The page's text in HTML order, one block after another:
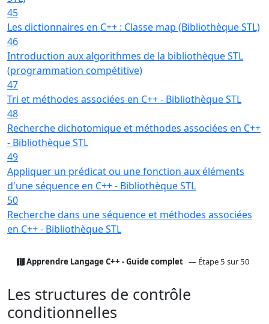
45
Les dictionnaires en C++ : Classe map (Bibliothèque STL)
46
Introduction aux algorithmes de la bibliothèque STL
(programmation compétitive)
47
Tri et méthodes associées en C++ - Bibliothèque STL
48
Recherche dichotomique et méthodes associées en C++
- Bibliothèque STL
49
Appliquer un prédicat ou une fonction aux éléments
d'une séquence en C++ - Bibliothèque STL
50
Recherche dans une séquence et méthodes associées
en C++ - Bibliothèque STL
Apprendre Langage C++ - Guide complet — Étape 5 sur 50
Les structures de contrôle
conditionnelles